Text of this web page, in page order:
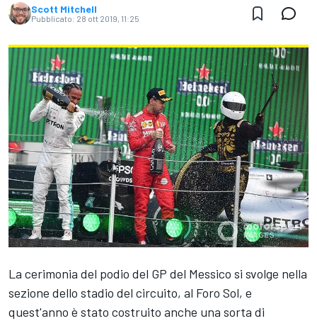
Scott Mitchell
Pubblicato: 28 ott 2019, 11:25
La cerimonia del podio del GP del Messico si svolge nella
sezione dello stadio del circuito, al Foro Sol, e
quest'anno è stato costruito anche una sorta di